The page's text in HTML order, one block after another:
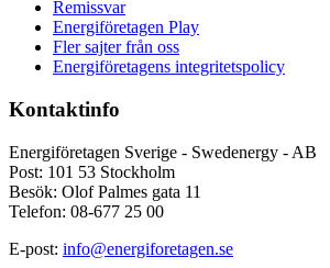
Remissvar
Energiföretagen Play
Fler sajter från oss
Energiföretagens integritetspolicy
Kontaktinfo
Energiföretagen Sverige - Swedenergy - AB
Post: 101 53 Stockholm
Besök: Olof Palmes gata 11
Telefon: 08-677 25 00
E-post: info@energiforetagen.se